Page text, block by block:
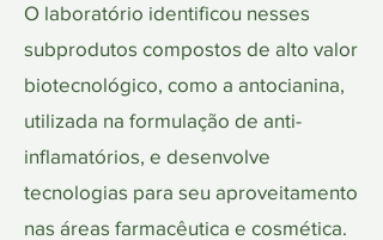
O laboratório identificou nesses
subprodutos compostos de alto valor
biotecnológico, como a antocianina,
utilizada na formulação de anti-
inflamatórios, e desenvolve
tecnologias para seu aproveitamento
nas áreas farmacêutica e cosmética.